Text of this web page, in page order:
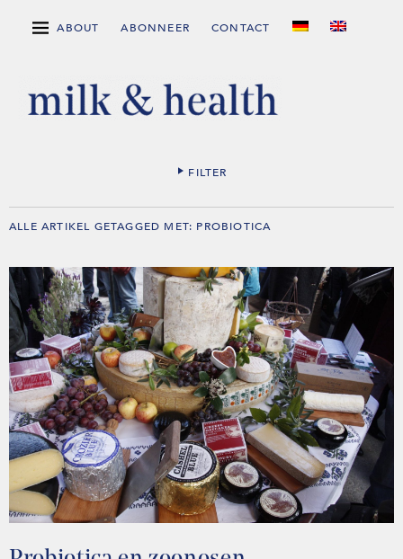
ABOUT ABONNEER CONTACT
FILTER
ALLE ARTIKEL GETAGGED MET: PROBIOTICA